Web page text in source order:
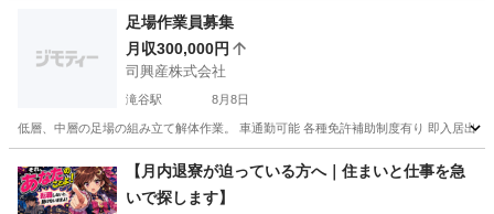
足場作業員募集
月収300,000円
司興産株式会社
滝谷駅 8月8日
低層、中層の足場の組み立て解体作業。 車通勤可能 各種免許補助制度有り 即入居出
大阪狭山市 滝谷駅 その他 未経験
【月内退寮が迫っている方へ｜住まいと仕事を急
いで探します】